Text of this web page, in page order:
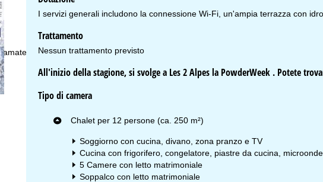
dall’Italia Contattaci
I servizi generali includono la connessione Wi-Fi, un'ampia terrazza con
Trattamento
Nessun trattamento previsto
All'inizio della stagione, si svolge a Les 2 Alpes la PowderWeek . Potete
Tipo di camera
Chalet per 12 persone (ca. 250 m²)
Soggiorno con cucina, divano, zona pranzo e TV
Cucina con frigorifero, congelatore, piastre da cucina,
5 Camere con letto matrimoniale
Soppalco con letto matrimoniale